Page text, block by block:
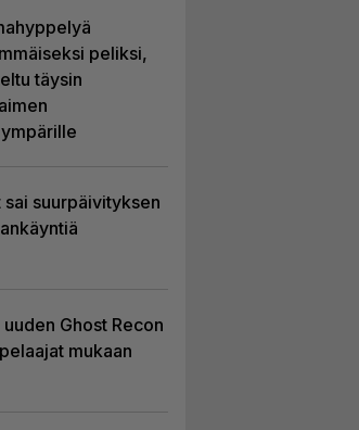
peliksi,
täysin
ympärille
sai suurpäivityksen
Ghost Recon
mukaan